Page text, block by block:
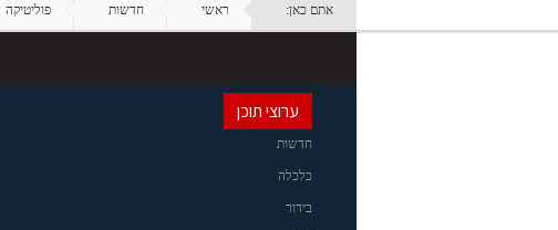
אתם כאן: ראשי חדשות פוליטיקה
ערוצי תוכן
חדשות
כלכלה
בידור